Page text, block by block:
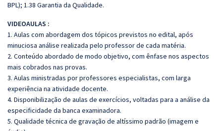
BPL); 1.38 Garantia da Qualidade.
VIDEOAULAS :
1. Aulas com abordagem dos tópicos previstos no edital, após
minuciosa análise realizada pelo professor de cada matéria.
2. Conteúdo abordado de modo objetivo, com ênfase nos aspectos
mais cobrados nas provas.
3. Aulas ministradas por professores especialistas, com larga
experiência na atividade docente.
4. Disponibilização de aulas de exercícios, voltadas para a análise da
especificidade da banca examinadora.
5. Qualidade técnica de gravação de altíssimo padrão (imagem e